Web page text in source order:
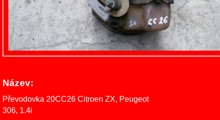
Název:
Převodovka 20CC26 Citroen ZX, Peugeot
306, 1.4i